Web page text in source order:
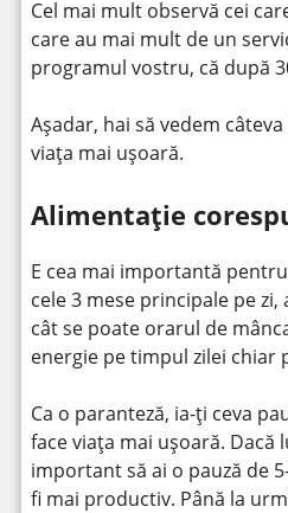
Cel mai mult observă cei
care au mai mult de un
programul vostru, că după
Așadar, hai să vedem
viața mai ușoară.
Alimentație
E cea mai importantă
cele 3 mese principale pe
cât se poate orarul de
energie pe timpul zilei chiar
Ca o paranteză, ia-ți ceva
face viața mai ușoară. Dacă
important să ai o pauză de
fi mai productiv. Până la